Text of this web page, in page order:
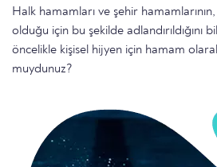
Halk hamamları ve şehir
olduğu için bu şekilde adlandırıldığını
öncelikle kişisel hijyen için hamam olarak
muydunuz?